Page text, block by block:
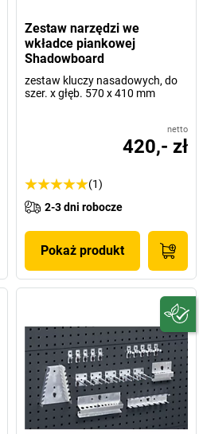
Zestaw narzędzi we
wkładce piankowej
Shadowboard
zestaw kluczy nasadowych, do
szer. x głęb. 570 x 410 mm
netto
420,- zł
(1)
2-3 dni robocze
Pokaż produkt